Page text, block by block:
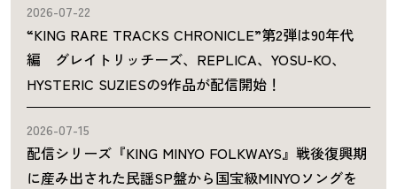
2026-07-22
“KING RARE TRACKS CHRONICLE”第2弾は90年代
編 グレイトリッチーズ、REPLICA、YOSU-KO、
HYSTERIC SUZIESの9作品が配信開始！
2026-07-15
配信シリーズ『KING MINYO FOLKWAYS』戦後復興期
に産み出された民謡SP盤から国宝級MINYOソングを